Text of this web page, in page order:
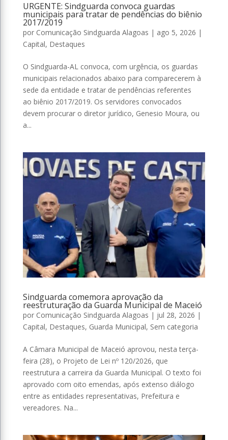
URGENTE: Sindguarda convoca guardas
municipais para tratar de pendências do biênio
2017/2019
por Comunicação Sindguarda Alagoas | ago 5, 2026 |
Capital, Destaques
O Sindguarda-AL convoca, com urgência, os guardas
municipais relacionados abaixo para comparecerem à
sede da entidade e tratar de pendências referentes
ao biênio 2017/2019. Os servidores convocados
devem procurar o diretor jurídico, Genesio Moura, ou
a...
Sindguarda comemora aprovação da
reestruturação da Guarda Municipal de Maceió
por Comunicação Sindguarda Alagoas | jul 28, 2026 |
Capital, Destaques, Guarda Municipal, Sem categoria
A Câmara Municipal de Maceió aprovou, nesta terça-
feira (28), o Projeto de Lei nº 120/2026, que
reestrutura a carreira da Guarda Municipal. O texto foi
aprovado com oito emendas, após extenso diálogo
entre as entidades representativas, Prefeitura e
vereadores. Na...